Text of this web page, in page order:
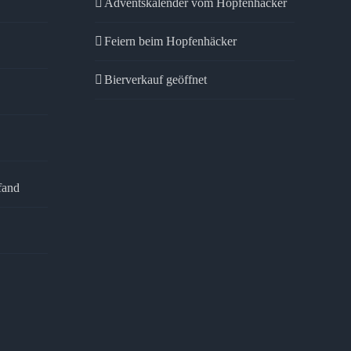
Feiern beim Hopfenhäcker
Bierverkauf geöffnet